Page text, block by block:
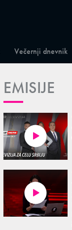
Večernji dnevnik
EMISIJE